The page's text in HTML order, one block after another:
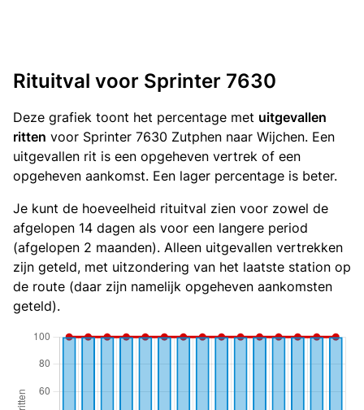
Rituitval voor Sprinter 7630
Deze grafiek toont het percentage met uitgevallen
ritten voor Sprinter 7630 Zutphen naar Wijchen. Een
uitgevallen rit is een opgeheven vertrek of een
opgeheven aankomst. Een lager percentage is beter.
Je kunt de hoeveelheid rituitval zien voor zowel de
afgelopen 14 dagen als voor een langere period
(afgelopen 2 maanden). Alleen uitgevallen vertrekken
zijn geteld, met uitzondering van het laatste station op
de route (daar zijn namelijk opgeheven aankomsten
geteld).